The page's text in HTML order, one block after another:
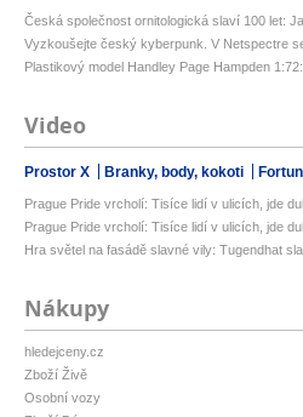
Česká společnost ornitologická slaví 100 let:
Vyzkoušejte český kyberpunk. V Netspectre
Plastikový model Handley Page Hampden
Video
Prostor X Branky, body, kokoti
Prague Pride vrcholí: Tisíce lidí v ulicích, jde
Prague Pride vrcholí: Tisíce lidí v ulicích, jde
Hra světel na fasádě slavné vily: Tugendhat
Nákupy
hledejceny.cz
Zboží Živě
Osobní vozy